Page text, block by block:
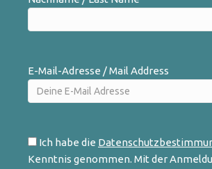
E-Mail-Adresse / Mail Address
Ich habe die
Kenntnis genommen. Mit der